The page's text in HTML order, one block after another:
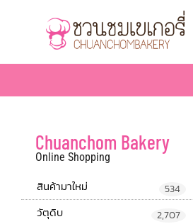
Chuanchom Bakery
Online Shopping
สินค้ามาใหม่ 534
วัตุดิบ 2,707